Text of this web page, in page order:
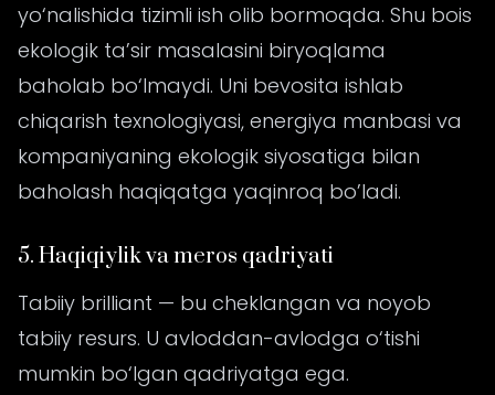
yo‘nalishida tizimli ish olib bormoqda. Shu bois
ekologik ta’sir masalasini biryoqlama
baholab bo‘lmaydi. Uni bevosita ishlab
chiqarish texnologiyasi, energiya manbasi va
kompaniyaning ekologik siyosatiga bilan
baholash haqiqatga yaqinroq bo’ladi.
5. Haqiqiylik va meros qadriyati
Tabiiy brilliant — bu cheklangan va noyob
tabiiy resurs. U avloddan-avlodga o‘tishi
mumkin bo‘lgan qadriyatga ega.